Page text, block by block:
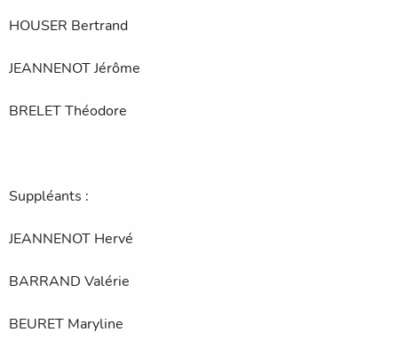
HOUSER Bertrand
JEANNENOT Jérôme
BRELET Théodore
Suppléants :
JEANNENOT Hervé
BARRAND Valérie
BEURET Maryline